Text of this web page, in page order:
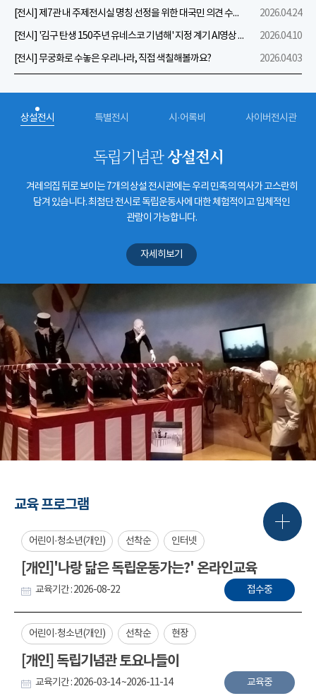
[전시] 제7관 내 주제전시실 명칭 선정을 위한 대국민 의견 수렴 실시
2026.04.24
[전시] '김구 탄생 150주년 유네스코 기념해' 지정 계기 AI영상 국민공모 개최 안내
2026.04.10
[전시] 무궁화로 수놓은 우리나라, 직접 색칠해볼까요?
2026.04.03
상설전시 특별전시 시·어록비 사이버전시관
독립기념관상설전시
겨레의집 뒤로 보이는 7개의 상설 전시관에는 우리 민족의 역사가 고스란히
담겨 있습니다. 최첨단 전시로 독립운동사에 대한 체험적이고 입체적인
관람이 가능합니다.
자세히보기
교육 프로그램
어린이·청소년(개인) 선착순 인터넷
[개인]'나랑 닮은 독립운동가는?' 온라인교육
교육기간 : 2026-08-22 접수중
어린이·청소년(개인) 선착순 현장
[개인] 독립기념관 토요나들이
교육기간 : 2026-03-14 ~2026-11-14 교육중